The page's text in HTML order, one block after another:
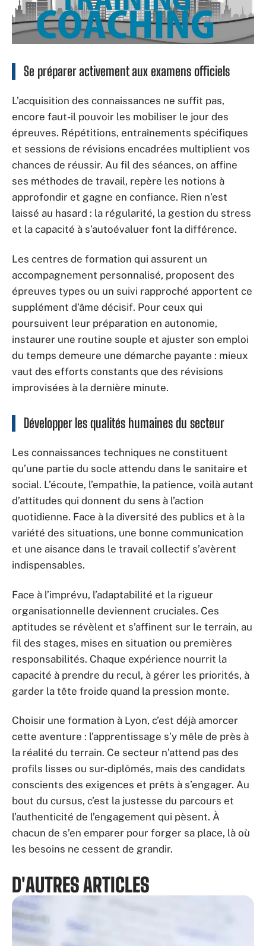
Se préparer activement aux examens officiels
L’acquisition des connaissances ne suffit pas,
encore faut-il pouvoir les mobiliser le jour des
épreuves. Répétitions, entraînements spécifiques
et sessions de révisions encadrées multiplient vos
chances de réussir. Au fil des séances, on affine
ses méthodes de travail, repère les notions à
approfondir et gagne en confiance. Rien n’est
laissé au hasard : la régularité, la gestion du stress
et la capacité à s’autoévaluer font la différence.
Les centres de formation qui assurent un
accompagnement personnalisé, proposent des
épreuves types ou un suivi rapproché apportent ce
supplément d’âme décisif. Pour ceux qui
poursuivent leur préparation en autonomie,
instaurer une routine souple et ajuster son emploi
du temps demeure une démarche payante : mieux
vaut des efforts constants que des révisions
improvisées à la dernière minute.
Développer les qualités humaines du secteur
Les connaissances techniques ne constituent
qu’une partie du socle attendu dans le sanitaire et
social. L’écoute, l’empathie, la patience, voilà autant
d’attitudes qui donnent du sens à l’action
quotidienne. Face à la diversité des publics et à la
variété des situations, une bonne communication
et une aisance dans le travail collectif s’avèrent
indispensables.
Face à l’imprévu, l’adaptabilité et la rigueur
organisationnelle deviennent cruciales. Ces
aptitudes se révèlent et s’affinent sur le terrain, au
fil des stages, mises en situation ou premières
responsabilités. Chaque expérience nourrit la
capacité à prendre du recul, à gérer les priorités, à
garder la tête froide quand la pression monte.
Choisir une formation à Lyon, c’est déjà amorcer
cette aventure : l’apprentissage s’y mêle de près à
la réalité du terrain. Ce secteur n’attend pas des
profils lisses ou sur-diplômés, mais des candidats
conscients des exigences et prêts à s’engager. Au
bout du cursus, c’est la justesse du parcours et
l’authenticité de l’engagement qui pèsent. À
chacun de s’en emparer pour forger sa place, là où
les besoins ne cessent de grandir.
D'AUTRES ARTICLES